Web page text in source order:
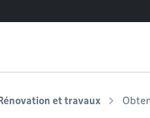
Rénovation et travaux